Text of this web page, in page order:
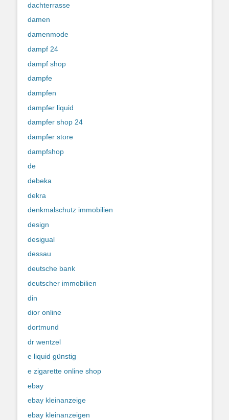
dachterrasse
damen
damenmode
dampf 24
dampf shop
dampfe
dampfen
dampfer liquid
dampfer shop 24
dampfer store
dampfshop
de
debeka
dekra
denkmalschutz immobilien
design
desigual
dessau
deutsche bank
deutscher immobilien
din
dior online
dortmund
dr wentzel
e liquid günstig
e zigarette online shop
ebay
ebay kleinanzeige
ebay kleinanzeigen